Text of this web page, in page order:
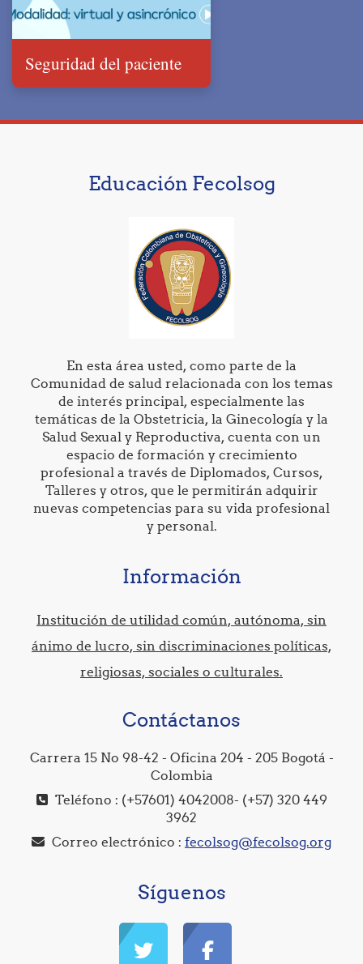
Seguridad del paciente
Educación Fecolsog
En esta área usted, como parte de la
Comunidad de salud relacionada con los temas
de interés principal, especialmente las
temáticas de la Obstetricia, la Ginecología y la
Salud Sexual y Reproductiva, cuenta con un
espacio de formación y crecimiento
profesional a través de Diplomados, Cursos,
Talleres y otros, que le permitirán adquirir
nuevas competencias para su vida profesional
y personal.
Información
Institución de utilidad común, autónoma, sin
ánimo de lucro, sin discriminaciones políticas,
religiosas, sociales o culturales.
Contáctanos
Carrera 15 No 98-42 - Oficina 204 - 205 Bogotá -
Colombia
Teléfono : (+57601) 4042008- (+57) 320 449
3962
Correo electrónico : fecolsog@fecolsog.org
Síguenos